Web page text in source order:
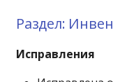
Раздел:
Исправления